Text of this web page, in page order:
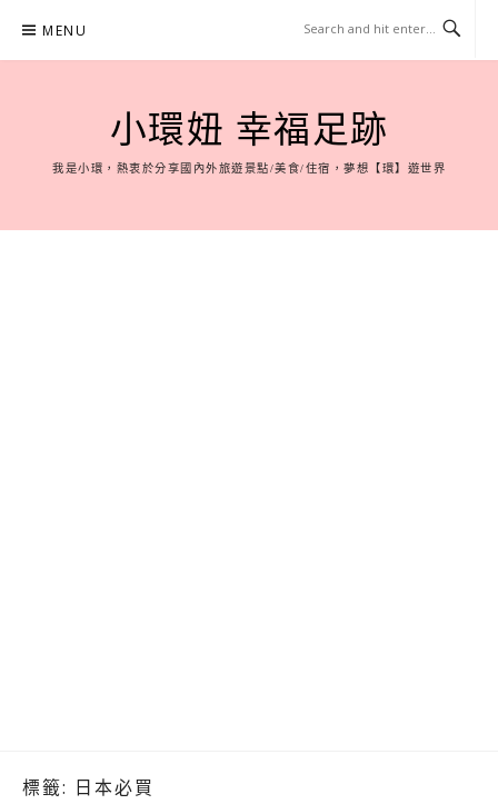
content
MENU
小環妞 幸福足跡
我是小環，熱衷於分享國內外旅遊景點/美食/住宿，夢想【環】遊世界
標籤: 日本必買